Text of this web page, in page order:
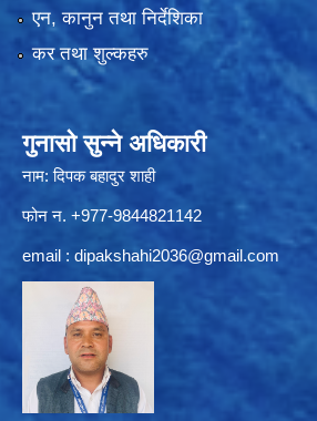
एन, कानुन तथा निर्देशिका
कर तथा शुल्कहरु
गुनासो सुन्ने अधिकारी
नाम: दिपक बहादुर शाही
फोन न. +977-9844821142
email : dipakshahi2036@gmail.com